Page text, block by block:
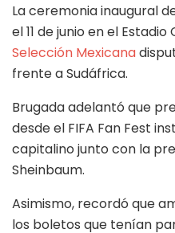
La ceremonia inaugural
el 11 de junio en el
Selección Mexicana
frente a Sudáfrica.
Brugada adelantó que
desde el FIFA Fan Fest
capitalino junto con la
Sheinbaum.
Asimismo, recordó que
los boletos que tenían